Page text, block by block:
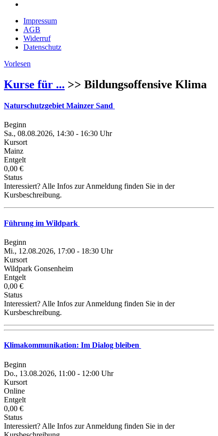
Impressum
AGB
Widerruf
Datenschutz
Vorlesen
Kurse für ... >> Bildungsoffensive Klima
Naturschutzgebiet Mainzer Sand
Beginn
Sa., 08.08.2026, 14:30 - 16:30 Uhr
Kursort
Mainz
Entgelt
0,00 €
Status
Interessiert? Alle Infos zur Anmeldung finden Sie in der
Kursbeschreibung.
Führung im Wildpark
Beginn
Mi., 12.08.2026, 17:00 - 18:30 Uhr
Kursort
Wildpark Gonsenheim
Entgelt
0,00 €
Status
Interessiert? Alle Infos zur Anmeldung finden Sie in der
Kursbeschreibung.
Klimakommunikation: Im Dialog bleiben
Beginn
Do., 13.08.2026, 11:00 - 12:00 Uhr
Kursort
Online
Entgelt
0,00 €
Status
Interessiert? Alle Infos zur Anmeldung finden Sie in der